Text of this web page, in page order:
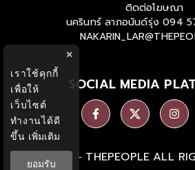
ติดต่อโฆษณา
นครินทร์ ลาภอนันด์รุ่ง 094
SOCIAL MEDIA
Ⓒ 2026 - THEPEOPLE ALL
×
เราใช้คุกกี้
เพื่อให้
เว็บไซต์
ทำงานได้ดี
ขึ้น เพิ่มเติม
ยอมรับ